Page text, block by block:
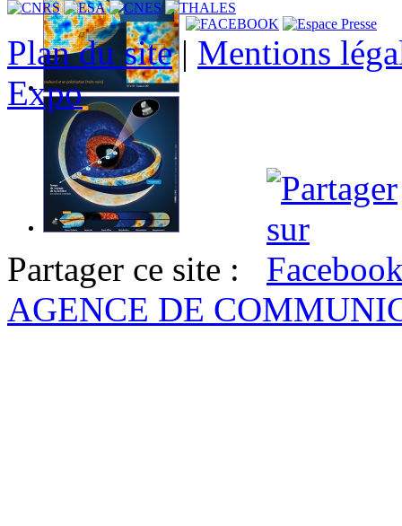
Plan du site| Mentions
Expo
Partager ce site :
AGENCE DE